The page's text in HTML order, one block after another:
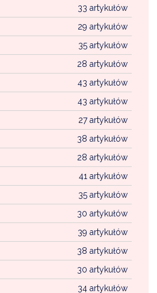
33 artykułów
29 artykułów
35 artykułów
28 artykułów
43 artykułów
43 artykułów
27 artykułów
38 artykułów
28 artykułów
41 artykułów
35 artykułów
30 artykułów
39 artykułów
38 artykułów
30 artykułów
34 artykułów